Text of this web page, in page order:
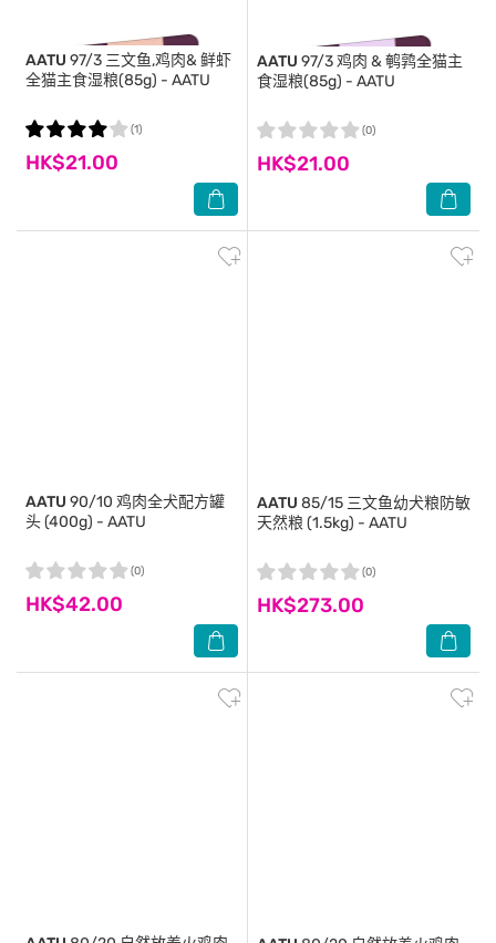
AATU 97/3 三文鱼,鸡肉& 鲜虾
全猫主食湿粮(85g) - AATU
HK$21.00
(1)
AATU 97/3 鸡肉 & 鹌鹑全猫主
食湿粮(85g) - AATU
HK$21.00
(0)
AATU 90/10 鸡肉全犬配方罐
头 (400g) - AATU
HK$42.00
(0)
AATU 85/15 三文鱼幼犬粮防敏
天然粮 (1.5kg) - AATU
HK$273.00
(0)